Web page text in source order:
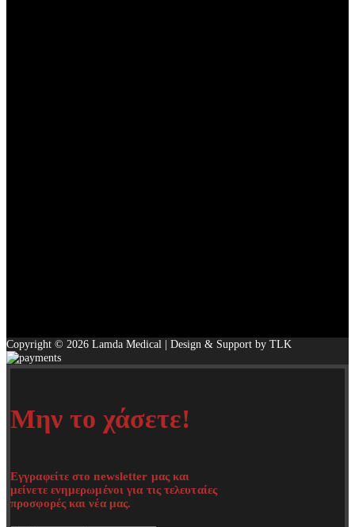
Copyright © 2026 Lamda Medical | Design & Support by TLK
Μην το χάσετε!
Εγγραφείτε στο newsletter μας και
μείνετε ενημερωμένοι για τις τελευταίες
προσφορές και νέα μας.